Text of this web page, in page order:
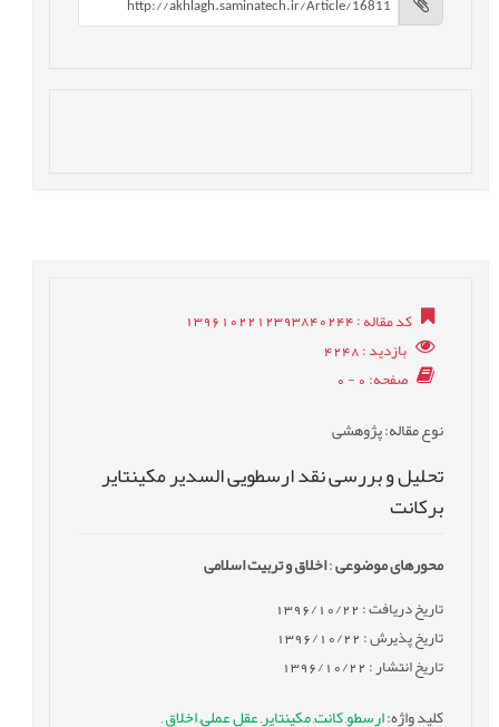
کد مقاله: 1396102212393840244
بازدید: 4248
صفحه: 0 - 0
نوع مقاله: پژوهشی
تحلیل و بررسی نقد ارسطویی السدیر مکینتایر
برکانت
محورهای موضوعی:اخلاق و تربیت اسلامی
تاریخ دریافت : 1396/10/22
تاریخ پذیرش : 1396/10/22
تاریخ انتشار : 1396/10/22
کلید واژه:ارسطو,کانت,مکینتایر,عقل عملی,اخلاق,